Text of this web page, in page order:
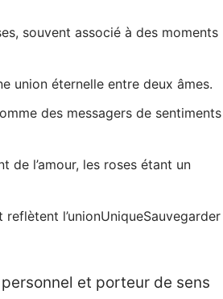
souvent associé à des moments
union éternelle entre deux âmes.
des messagers de sentiments
de l’amour, les roses étant un
l’unionUniqueSauvegarder
et porteur de sens